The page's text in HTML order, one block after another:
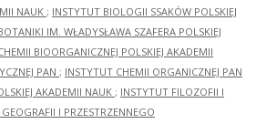
NAUK ; INSTYTUT BIOLOGII SSAKÓW POLSKIEJ
IM. WŁADYSŁAWA SZAFERA POLSKIEJ
BIOORGANICZNEJ POLSKIEJ AKADEMII
PAN ; INSTYTUT CHEMII ORGANICZNEJ PAN
AKADEMII NAUK ; INSTYTUT FILOZOFII I
I PRZESTRZENNEGO